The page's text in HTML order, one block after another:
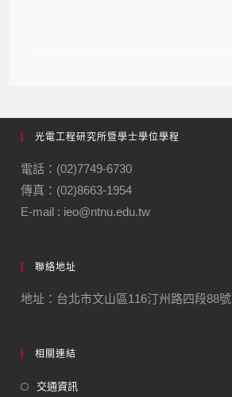
光電工程研究所暨學士學位學程
電話：(02)7749-6730
傳真：(02)8663-1954
E-mail : ieo@ntnu.edu.tw
聯絡地址
地址：台北市文山區116汀州路四段88號
相關連結
交通資訊